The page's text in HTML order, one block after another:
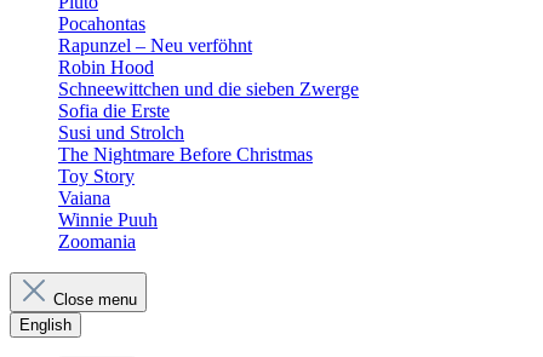
Pocahontas
Rapunzel – Neu verföhnt
Robin Hood
Schneewittchen und die sieben Zwerge
Sofia die Erste
Susi und Strolch
The Nightmare Before Christmas
Toy Story
Vaiana
Winnie Puuh
Zoomania
Close menu
English